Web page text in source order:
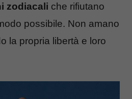
zodiacali che rifiutano
possibile. Non amano
la propria libertà e loro